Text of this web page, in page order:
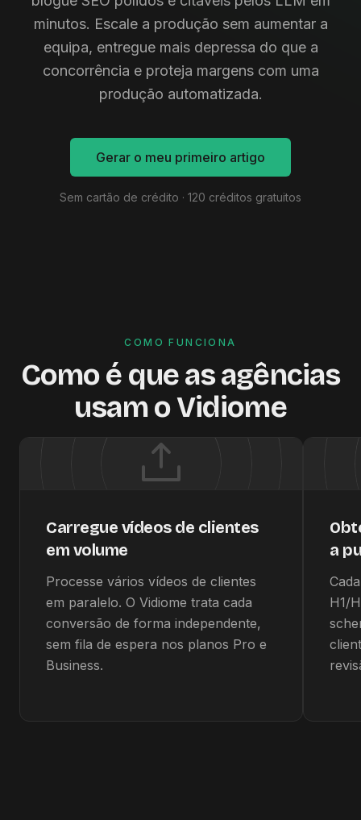
minutos. Escale a produção sem aumentar a
equipa, entregue mais depressa do que a
concorrência e proteja margens com uma
produção automatizada.
Gerar o meu primeiro artigo
Sem cartão de crédito · 120 créditos gratuitos
COMO FUNCIONA
Como é que as agências
usam o Vidiome
Carregue vídeos de clientes
em volume
Processe vários vídeos de clientes
em paralelo. O Vidiome trata cada
conversão de forma independente,
sem fila de espera nos planos Pro e
Business.
a
H1/